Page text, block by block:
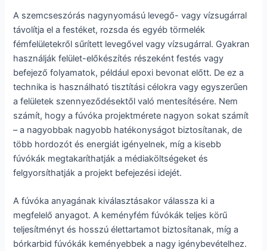
A szemcseszórás nagynyomású levegő- vagy vízsugárral
távolítja el a festéket, rozsda és egyéb törmelék
fémfelületekről sűrített levegővel vagy vízsugárral. Gyakran
használják felület-előkészítés részeként festés vagy
befejező folyamatok, például epoxi bevonat előtt. De ez a
technika is használható tisztítási célokra vagy egyszerűen
a felületek szennyeződésektől való mentesítésére. Nem
számít, hogy a fúvóka projektmérete nagyon sokat számít
– a nagyobbak nagyobb hatékonyságot biztosítanak, de
több hordozót és energiát igényelnek, míg a kisebb
fúvókák megtakaríthatják a médiaköltségeket és
felgyorsíthatják a projekt befejezési idejét.
A fúvóka anyagának kiválasztásakor válassza ki a
megfelelő anyagot. A keményfém fúvókák teljes körű
teljesítményt és hosszú élettartamot biztosítanak, míg a
bórkarbid fúvókák keményebbek a nagy igénybevételhez.